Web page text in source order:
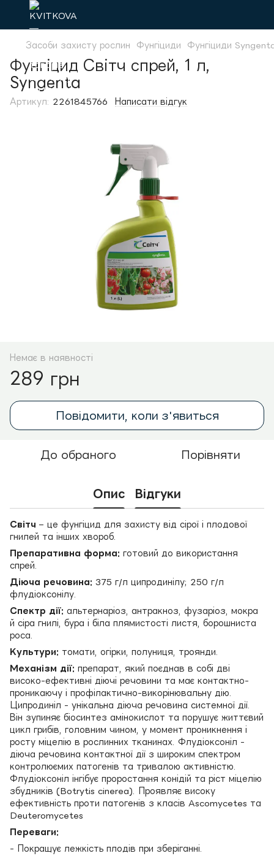
Засоби захисту рослин Фунгіциди Фунгіциди
Фунгіцид Світч спрей, 1 л,
Syngenta
Артикул: 2261845766 Написати відгук
Немає в наявності
289 грн
Повідомити, коли з'явиться
До обраного Порівняти
Опис Відгуки
Світч – це фунгіцид для захисту від сірої і плодової
гнилей та інших хвороб.
Препаративна форма: готовий до використання
спрей.
Діюча речовина: 375 г/л ципродинілу; 250 г/л
флудіоксонілу.
Спектр дії: альтернаріоз, антракноз, фузаріоз, мокра
й сіра гнилі, бура і біла плямистості листя, борошниста
роса.
Культури: томати, огірки, полуниця, троянди.
Механізм дії: препарат, який поєднав в собі дві
високо-ефективні діючі речовини та має контактно-
проникаючу і профілактично-викорінювальну дію.
Ципродиніл - унікальна діюча речовина системної дії.
Він зупиняє біосинтез амінокислот та порушує життєвий
цикл грибів, головним чином, у момент проникнення і
росту міцелію в рослинних тканинах. Флудіоксоніл -
діюча речовина контактної дії з широким спектром
контролюємих патогенів та тривалою активністю.
Флудіоксоніл інгібує проростання конідій та ріст міцелію
збудників (Botrytis cinerea). Проявляє високу
ефективність проти патогенів з класів Ascomycetes та
Deuteromycetes
Переваги:
- Покращує лежкість плодів при зберіганні.